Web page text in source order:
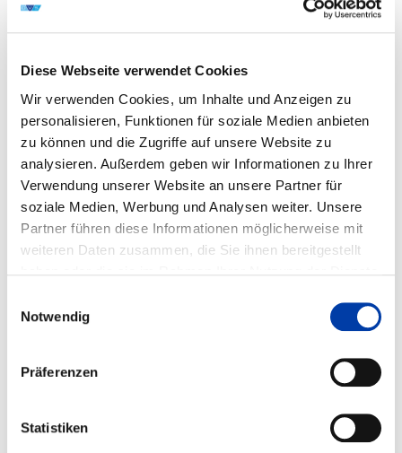
Diese Webseite verwendet Cookies
Wir verwenden Cookies, um Inhalte und Anzeigen zu
personalisieren, Funktionen für soziale Medien anbieten
zu können und die Zugriffe auf unsere Website zu
analysieren. Außerdem geben wir Informationen zu Ihrer
Verwendung unserer Website an unsere Partner für
soziale Medien, Werbung und Analysen weiter. Unsere
Partner führen diese Informationen möglicherweise mit
weiteren Daten zusammen, die Sie ihnen bereitgestellt
Notwendig
Präferenzen
Statistiken
ROBOTERGESTÜTZTEN THERMISCHEN
DVS-Nr.: 02.105 /
IGF-Nr.: 19.393 N
Laufzeit: 01.03.2017 - 28.02.2019
ENTWICKLUNG EINES VERFAHRENS ZUM